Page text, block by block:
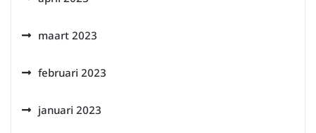
maart 2023
februari 2023
januari 2023